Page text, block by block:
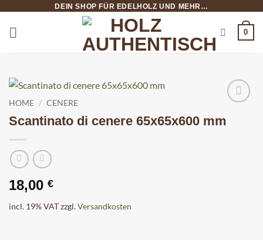
contenuti
DEIN SHOP FÜR EDELHOLZ UND MEHR…
0
HOME / CENERE
Scantinato di cenere 65x65x600 mm
18,00 €
incl. 19% VATzzgl.Versandkosten